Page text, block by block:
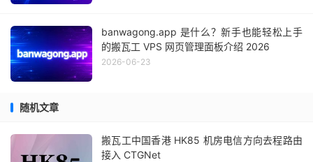
banwagong.app 是什么？新手也能轻松上手
的搬瓦工 VPS 网页管理面板介绍 2026
2026-06-23
随机文章
搬瓦工中国香港 HK85 机房电信方向去程路由
接入 CTGNet